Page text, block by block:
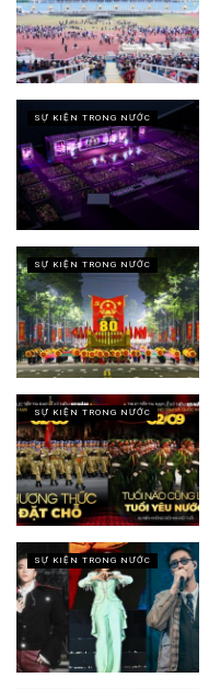
SỰ KIỆN TRONG NƯỚC
SỰ KIỆN TRONG NƯỚC
SỰ KIỆN TRONG NƯỚC
SỰ KIỆN TRONG NƯỚC